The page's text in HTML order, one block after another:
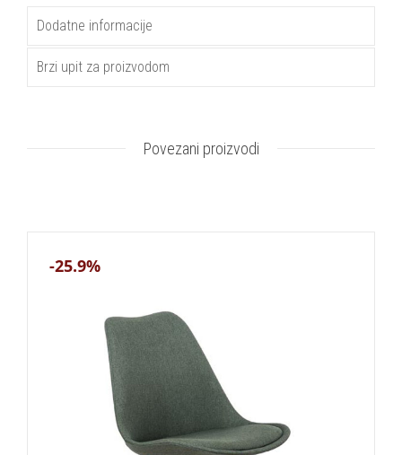
Dodatne informacije
Brzi upit za proizvodom
Povezani proizvodi
-25.9%